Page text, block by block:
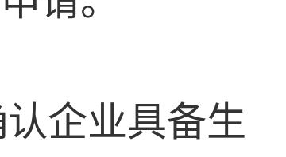
企业具备生